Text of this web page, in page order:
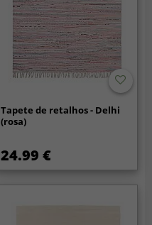
Tapete de retalhos - Delhi
(rosa)
24.99 €